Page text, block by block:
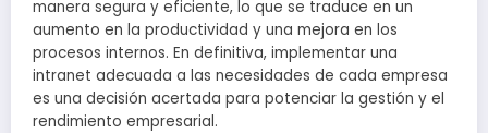
manera segura y eficiente, lo que se traduce en un
aumento en la productividad y una mejora en los
procesos internos. En definitiva, implementar una
intranet adecuada a las necesidades de cada empresa
es una decisión acertada para potenciar la gestión y el
rendimiento empresarial.